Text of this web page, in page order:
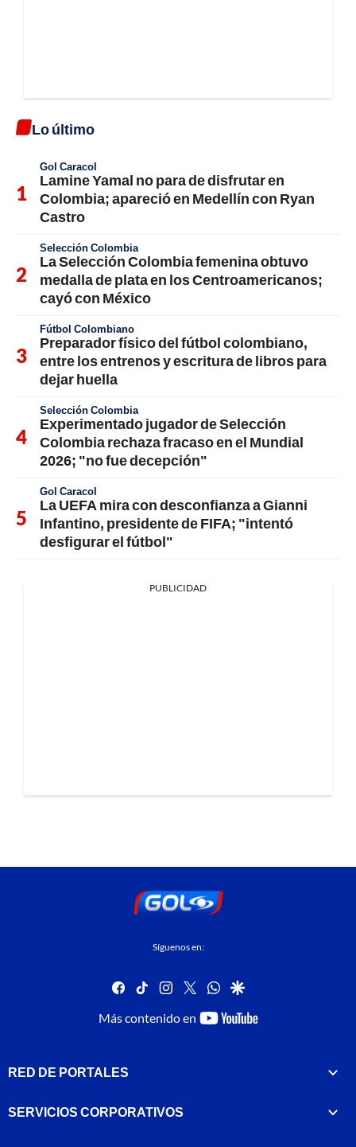
Lo último
Gol Caracol
Lamine Yamal no para de disfrutar en
Colombia; apareció en Medellín con Ryan
Castro
Selección Colombia
La Selección Colombia femenina obtuvo
medalla de plata en los Centroamericanos;
cayó con México
Fútbol Colombiano
Preparador físico del fútbol colombiano,
entre los entrenos y escritura de libros para
dejar huella
Selección Colombia
Experimentado jugador de Selección
Colombia rechaza fracaso en el Mundial
2026; "no fue decepción"
Gol Caracol
La UEFA mira con desconfianza a Gianni
Infantino, presidente de FIFA; "intentó
desfigurar el fútbol"
PUBLICIDAD
Síguenos en:
facebook
tiktok instagram
twitterwhatsapp
google
Más contenido en
youtube-
RED DE PORTALES
SERVICIOS CORPORATIVOS